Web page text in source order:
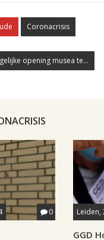
Coronacrisis
opening musea te...
0 Leiden,
GGD